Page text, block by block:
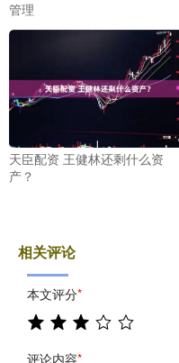
管理
天臣配资 王健林还剩什么资
产？
相关评论
本文评分*
评论内容*